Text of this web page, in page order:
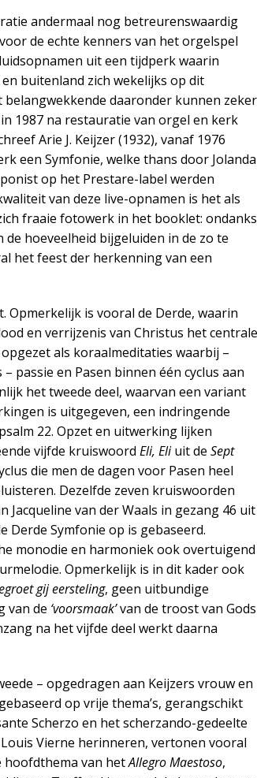
andermaal nog betreurenswaardig
de echte kenners van het orgelspel
uit een tijdperk waarin
buitenland zich wekelijks op dit
daaronder kunnen zeker
1987 na restauratie van orgel en kerk
Arie J. Keijzer (1932), vanaf 1976
een Symfonie, welke thans door Jolanda
op het Prestare-label werden
van deze live-opnamen is het als
fraaie fotowerk in het booklet: ondanks
hoeveelheid bijgeluiden in de zo te
het feest der herkenning van een
Opmerkelijk is vooral de Derde, waarin
en verrijzenis van Christus het centrale
als koraalmeditaties waarbij –
passie en Pasen binnen één cyclus aan
het tweede deel, waarvan een variant
is uitgegeven, een indringende
22. Opzet en uitwerking lijken
vijfde kruiswoord Eli, Eliuit de Sept
die men de dagen voor Pasen heel
Dezelfde zeven kruiswoorden
Jacqueline van der Waals in gezang 46 uit
Derde Symfonie op is gebaseerd.
monodie en harmoniek ook overtuigend
Opmerkelijk is in dit kader ook
gij eersteling, geen uitbundige
van de ‘voorsmaak’van de troost van Gods
na het vijfde deel werkt daarna
– opgedragen aan Keijzers vrouw en
op vrije thema’s, gerangschikt
Scherzo en het scherzando-gedeelte
Vierne herinneren, vertonen vooral
hoofdthema van hetAllegro Maestoso,